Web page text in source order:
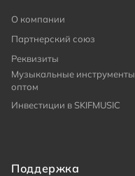
О компании
Партнерский союз
Реквизиты
Музыкальные инструменты
оптом
Инвестиции в SKIFMUSIC
Поддержка